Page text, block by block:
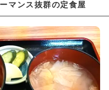
マンス抜群の定食屋